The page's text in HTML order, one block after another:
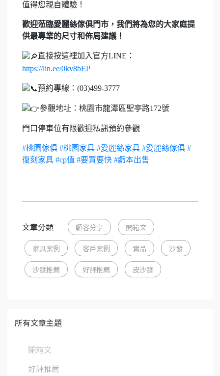
值得您親自體驗！
歡迎蒞臨愛麗絲傢俱門市，我們將為您的大家庭提
供最專業的尺寸和佈局建議！
直接按這裡加入官方LINE：
https://lin.ee/0kv8bEP
預約專線：(03)499-3777
參觀地址：桃園市龍潭區聖亭路172號
門口停車位有限歡迎私訊預約參觀
#桃園傢俱 #桃園家具 #愛麗絲家具 #愛麗絲傢俱 #
復刻家具 #cp值 #要買要快 #虧本出售
文章分類 顧客分享 開箱文
家具案例 客戶案例 實品 沙發
沙發推薦 好評推薦 皮沙發
所有文章主題
開箱文
好評推薦